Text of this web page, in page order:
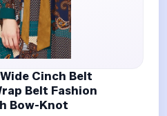
Cinch Belt
Belt Fashion
Bow-Knot